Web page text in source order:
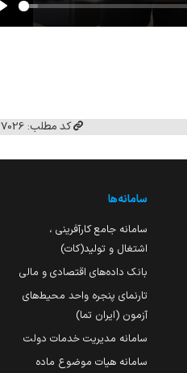
Play
کد مطلب: 637026
سامانه‌ها
سامانه جامع کارآفرینی ،
اشتغال و تولید(کات)
بانک داده‌های اقتصادی و مالی
تارنمای پنجره واحد محیط‌های
آزمون (ایران تما)
سامانه مدیریت خدمات دولت
سامانه هیات موضوع ماده